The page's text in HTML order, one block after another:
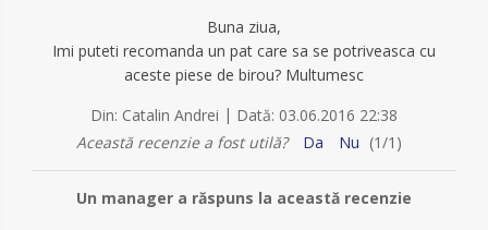
Buna ziua,
Imi puteti recomanda un pat care sa se potriveasca cu
aceste piese de birou? Multumesc
Din: Catalin Andrei | Dată: 03.06.2016 22:38
Această recenzie a fost utilă?
Da Nu (1/1 )
Un manager a răspuns la această recenzie